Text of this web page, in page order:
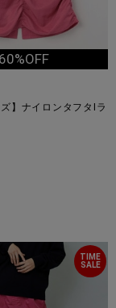
60%OFF
ズ】ナイロンタフタIラ
TIME
SALE